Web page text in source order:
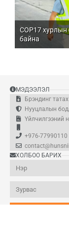
COP17 хурлын
байна
МЭДЭЭЛЭЛ
Брэндинг татах
Нууцлалын
Үйлчилгээний
+976-77990110
ХОЛБОО БАРИХ